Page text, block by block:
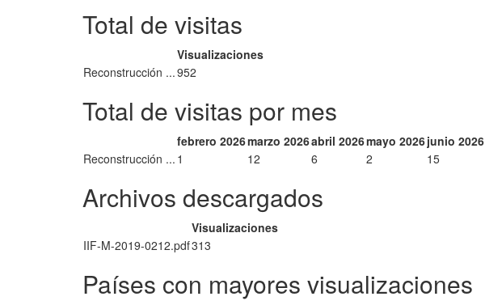
Total de visitas
Visualizaciones
Reconstrucción ...952
Total de visitas por mes
febrero 2026marzo 2026abril 2026mayo 2026junio 2026
Reconstrucción ... 1 12 6 2 15
Archivos descargados
Visualizaciones
IIF-M-2019-0212.pdf313
Países con mayores visualizaciones